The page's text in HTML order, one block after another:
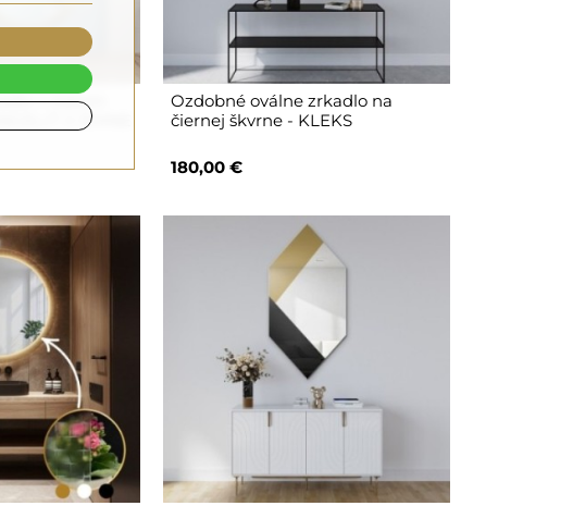
v zlatom
II SHINE
Ozdobné oválne zrkadlo na
čiernej škvrne - KLEKS
180,00 €